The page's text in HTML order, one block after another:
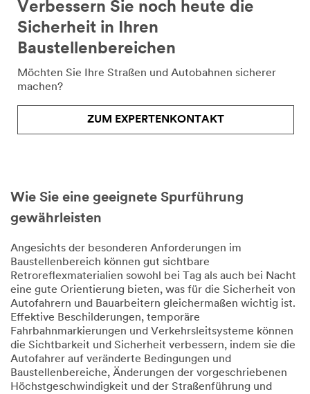
Verbessern Sie noch heute die
Sicherheit in Ihren
Baustellenbereichen
Möchten Sie Ihre Straßen und Autobahnen sicherer
machen?
ZUM EXPERTENKONTAKT
Wie Sie eine geeignete Spurführung
gewährleisten
Angesichts der besonderen Anforderungen im
Baustellenbereich können gut sichtbare
Retroreflexmaterialien sowohl bei Tag als auch bei Nacht
eine gute Orientierung bieten, was für die Sicherheit von
Autofahrern und Bauarbeitern gleichermaßen wichtig ist.
Effektive Beschilderungen, temporäre
Fahrbahnmarkierungen und Verkehrsleitsysteme können
die Sichtbarkeit und Sicherheit verbessern, indem sie die
Autofahrer auf veränderte Bedingungen und
Baustellenbereiche, Änderungen der vorgeschriebenen
Höchstgeschwindigkeit und der Straßenführung und